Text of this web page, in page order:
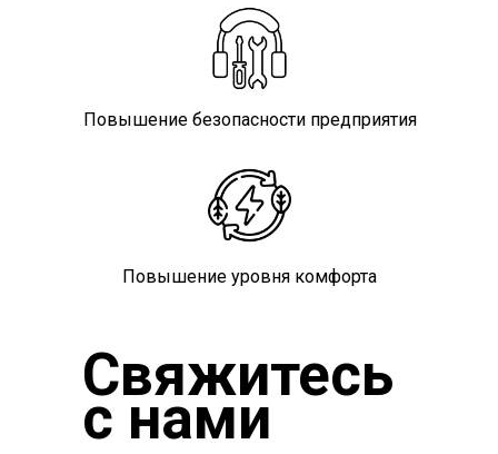
Повышение безопасности предприятия
Повышение уровня комфорта
Свяжитесь
с нами